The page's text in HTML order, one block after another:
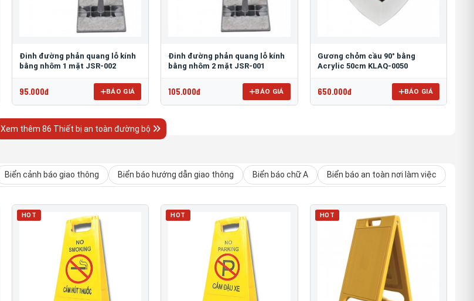
Đinh đường phản quang lỗ kính
bằng nhôm 1 mặt JSR-002
95.000đ BÁO GIÁ
Đinh đường phản quang lỗ kính
bằng nhôm 2 mặt JSR-001
105.000đ BÁO GIÁ
Gương chỏm cầu 90° bằng
Acrylic 50cm KLAQ-0050
650.000đ BÁO GIÁ
Xem thêm 86 Thiết bị an toàn đường bộ
Biển cảnh báo giao thông Biển báo hướng dẫn giao thông Biển báo chữ A Biển báo an toàn nơi làm việc
HOT HOT HOT